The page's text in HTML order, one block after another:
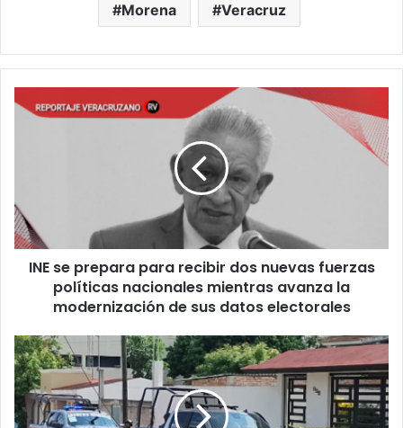
Morena Veracruz
se
nuevas
fuerzas
políticas
nacionales
mientras
modernización
de
sus
datos
electorales
INE se prepara para recibir dos nuevas fuerzas
políticas nacionales mientras avanza la
modernización de sus datos electorales
Silencio
oficial
tras
operativo
de